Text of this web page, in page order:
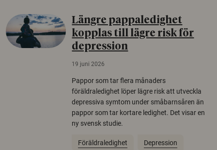
Längre pappaledighet
kopplas till lägre risk för
depression
19 juni 2026
Pappor som tar flera månaders
föräldraledighet löper lägre risk att utveckla
depressiva symtom under småbarnsåren än
pappor som tar kortare ledighet. Det visar en
ny svensk studie.
Föräldraledighet Depression